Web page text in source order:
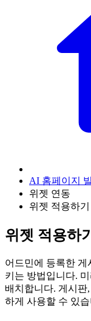
AI 홈페이지
위젯 연동
위젯 적용하기
위젯 적용하기
어드민에 등록한 게
키는 방법입니다.
배치합니다. 게시판
하게 사용할 수 있